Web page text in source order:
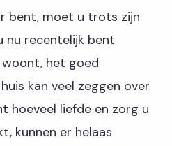
bent, moet u trots zijn
nu recentelijk bent
het goed
kan veel zeggen over
hoeveel liefde en zorg u
kunnen er helaas